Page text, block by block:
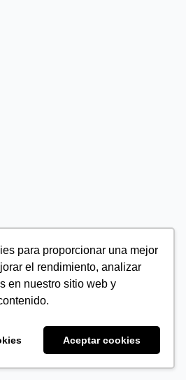
para proporcionar una mejor
el rendimiento, analizar
en nuestro sitio web y
Aceptar cookies